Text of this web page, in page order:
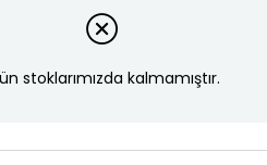
stoklarımızda kalmamıştır.